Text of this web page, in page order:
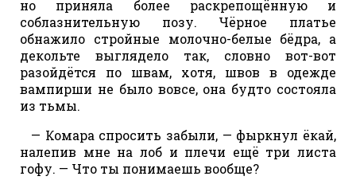
но приняла более раскрепощённую и
соблазнительную позу. Чёрное платье
обнажило стройные молочно-белые бёдра, а
декольте выглядело так, словно вот-вот
разойдётся по швам, хотя, швов в одежде
вампирши не было вовсе, она будто состояла
из тьмы.
— Комара спросить забыли, — фыркнул ёкай,
налепив мне на лоб и плечи ещё три листа
гофу. — Что ты понимаешь вообще?